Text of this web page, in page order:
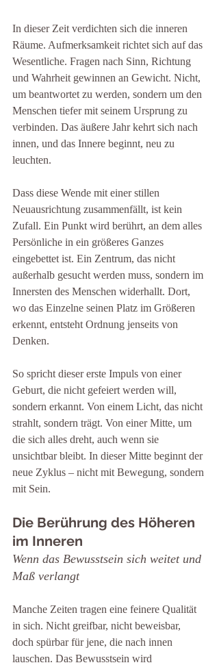
In dieser Zeit verdichten sich die inneren
Räume. Aufmerksamkeit richtet sich auf das
Wesentliche. Fragen nach Sinn, Richtung
und Wahrheit gewinnen an Gewicht. Nicht,
um beantwortet zu werden, sondern um den
Menschen tiefer mit seinem Ursprung zu
verbinden. Das äußere Jahr kehrt sich nach
innen, und das Innere beginnt, neu zu
leuchten.
Dass diese Wende mit einer stillen
Neuausrichtung zusammenfällt, ist kein
Zufall. Ein Punkt wird berührt, an dem alles
Persönliche in ein größeres Ganzes
eingebettet ist. Ein Zentrum, das nicht
außerhalb gesucht werden muss, sondern im
Innersten des Menschen widerhallt. Dort,
wo das Einzelne seinen Platz im Größeren
erkennt, entsteht Ordnung jenseits von
Denken.
So spricht dieser erste Impuls von einer
Geburt, die nicht gefeiert werden will,
sondern erkannt. Von einem Licht, das nicht
strahlt, sondern trägt. Von einer Mitte, um
die sich alles dreht, auch wenn sie
unsichtbar bleibt. In dieser Mitte beginnt der
neue Zyklus – nicht mit Bewegung, sondern
mit Sein.
Die Berührung des Höheren
im Inneren
Wenn das Bewusstsein sich weitet und
Maß verlangt
Manche Zeiten tragen eine feinere Qualität
in sich. Nicht greifbar, nicht beweisbar,
doch spürbar für jene, die nach innen
lauschen. Das Bewusstsein wird